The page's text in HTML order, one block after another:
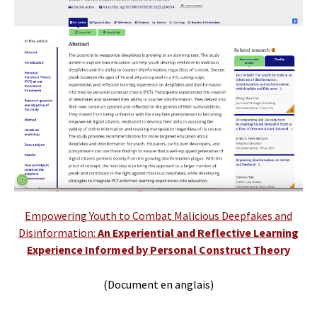
Empowering Youth to Combat Malicious Deepfakes and
Disinformation: An Experiential and Reflective Learning
Experience Informed by Personal Construct Theory
(Document en anglais)